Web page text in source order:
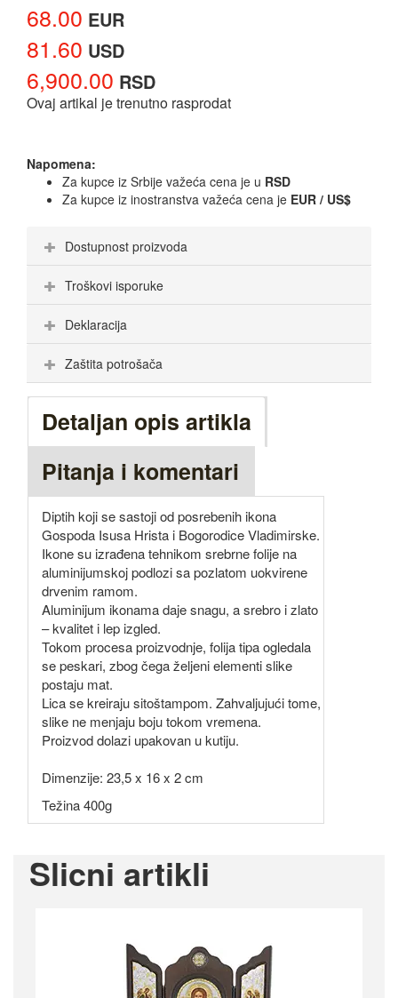
68.00 EUR
81.60 USD
6,900.00 RSD
Ovaj artikal je trenutno rasprodat
Napomena:
Za kupce iz Srbije važeća cena je u RSD
Za kupce iz inostranstva važeća cena je EUR / US$
Dostupnost proizvoda
Troškovi isporuke
Deklaracija
Zaštita potrošača
Detaljan opis artikla
Pitanja i komentari
Diptih koji se sastoji od posrebenih ikona
Gospoda Isusa Hrista i Bogorodice Vladimirske.
Ikone su izrađena tehnikom srebrne folije na
aluminijumskoj podlozi sa pozlatom uokvirene
drvenim ramom.
Aluminijum ikonama daje snagu, a srebro i zlato
– kvalitet i lep izgled.
Tokom procesa proizvodnje, folija tipa ogledala
se peskari, zbog čega željeni elementi slike
postaju mat.
Lica se kreiraju sitoštampom. Zahvaljujući tome,
slike ne menjaju boju tokom vremena.
Proizvod dolazi upakovan u kutiju.
Dimenzije: 23,5 x 16 x 2 cm
Težina 400g
Slicni artikli